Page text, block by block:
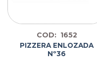
COD: 1652
PIZZERA ENLOZADA
Nº36